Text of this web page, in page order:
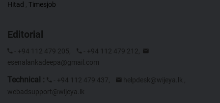
Hitad , Timesjob
Editorial
- +94 112 479 205,
- +94 112 479 212,
esenalankadeepa@gmail.com
Technical : - +94 112 479 437, helpdesk@wijeya.lk ,
webadsupport@wijeya.lk